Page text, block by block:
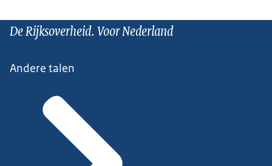
De Rijksoverheid. Voor Nederland
Andere talen